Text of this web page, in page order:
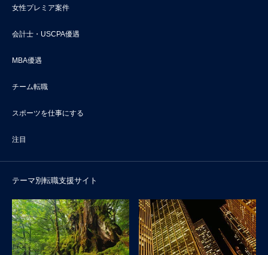
女性プレミア案件
会計士・USCPA優遇
MBA優遇
チーム転職
スポーツを仕事にする
注目
テーマ別転職支援サイト